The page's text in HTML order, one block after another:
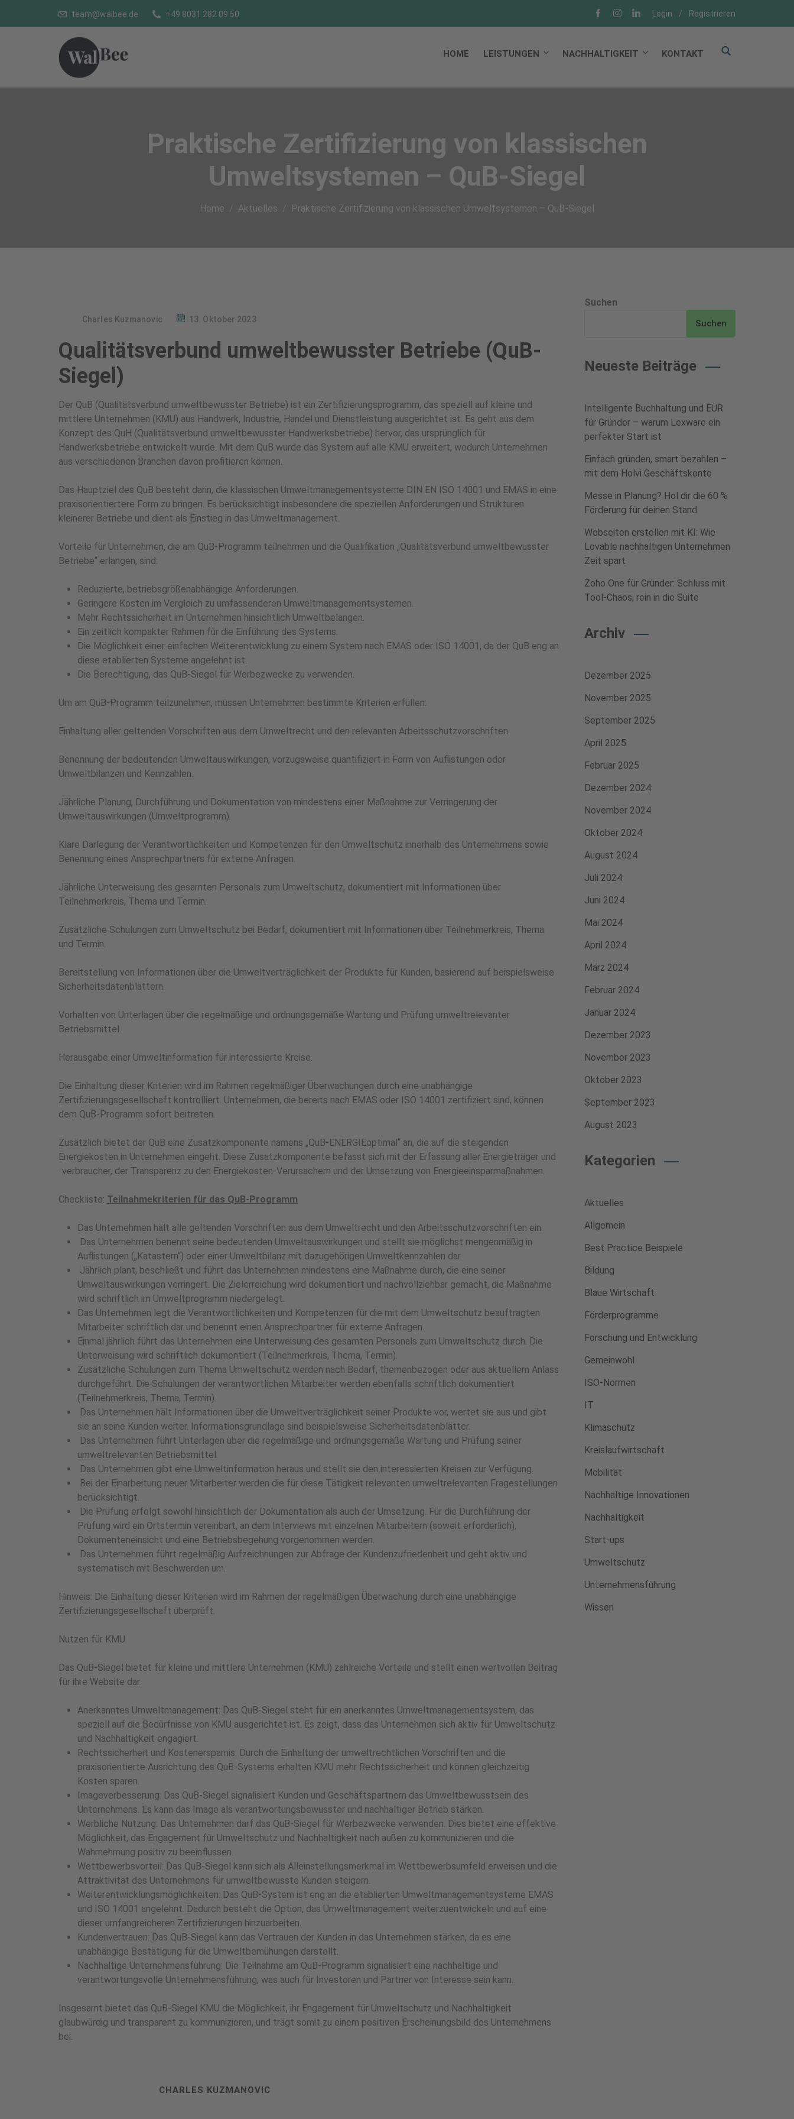
team@walbee.de +49 8031 282 09 50 Login / Registrieren
HOME LEISTUNGEN NACHHALTIGKEIT KONTAKT
Praktische Zertifizierung von klassischen
Umweltsystemen – QuB-Siegel
Home Aktuelles Praktische Zertifizierung von klassischen Umweltsystemen – QuB-Siegel
Charles Kuzmanovic 13. Oktober 2023
Qualitätsverbund umweltbewusster Betriebe (QuB-
Siegel)
Der QuB (Qualitätsverbund umweltbewusster Betriebe) ist ein Zertifizierungsprogramm, das speziell auf kleine und
mittlere Unternehmen (KMU) aus Handwerk, Industrie, Handel und Dienstleistung ausgerichtet ist. Es geht aus dem
Konzept des QuH (Qualitätsverbund umweltbewusster Handwerksbetriebe) hervor, das ursprünglich für
Handwerksbetriebe entwickelt wurde. Mit dem QuB wurde das System auf alle KMU erweitert, wodurch Unternehmen
aus verschiedenen Branchen davon profitieren können.
Das Hauptziel des QuB besteht darin, die klassischen Umweltmanagementsysteme DIN EN ISO 14001 und EMAS in eine
praxisorientiertere Form zu bringen. Es berücksichtigt insbesondere die speziellen Anforderungen und Strukturen
kleinerer Betriebe und dient als Einstieg in das Umweltmanagement.
Vorteile für Unternehmen, die am QuB-Programm teilnehmen und die Qualifikation „Qualitätsverbund umweltbewusster
Betriebe“ erlangen, sind:
Reduzierte, betriebsgrößenabhängige Anforderungen.
Geringere Kosten im Vergleich zu umfassenderen Umweltmanagementsystemen.
Mehr Rechtssicherheit im Unternehmen hinsichtlich Umweltbelangen.
Ein zeitlich kompakter Rahmen für die Einführung des Systems.
Die Möglichkeit einer einfachen Weiterentwicklung zu einem System nach EMAS oder ISO 14001, da der QuB eng an
diese etablierten Systeme angelehnt ist.
Die Berechtigung, das QuB-Siegel für Werbezwecke zu verwenden.
Um am QuB-Programm teilzunehmen, müssen Unternehmen bestimmte Kriterien erfüllen:
Einhaltung aller geltenden Vorschriften aus dem Umweltrecht und den relevanten Arbeitsschutzvorschriften.
Benennung der bedeutenden Umweltauswirkungen, vorzugsweise quantifiziert in Form von Auflistungen oder
Umweltbilanzen und Kennzahlen.
Jährliche Planung, Durchführung und Dokumentation von mindestens einer Maßnahme zur Verringerung der
Umweltauswirkungen (Umweltprogramm).
Klare Darlegung der Verantwortlichkeiten und Kompetenzen für den Umweltschutz innerhalb des Unternehmens sowie
Benennung eines Ansprechpartners für externe Anfragen.
Jährliche Unterweisung des gesamten Personals zum Umweltschutz, dokumentiert mit Informationen über
Teilnehmerkreis, Thema und Termin.
Zusätzliche Schulungen zum Umweltschutz bei Bedarf, dokumentiert mit Informationen über Teilnehmerkreis, Thema
und Termin.
Bereitstellung von Informationen über die Umweltverträglichkeit der Produkte für Kunden, basierend auf beispielsweise
Sicherheitsdatenblättern.
Vorhalten von Unterlagen über die regelmäßige und ordnungsgemäße Wartung und Prüfung umweltrelevanter
Betriebsmittel.
Herausgabe einer Umweltinformation für interessierte Kreise.
Die Einhaltung dieser Kriterien wird im Rahmen regelmäßiger Überwachungen durch eine unabhängige
Zertifizierungsgesellschaft kontrolliert. Unternehmen, die bereits nach EMAS oder ISO 14001 zertifiziert sind, können
dem QuB-Programm sofort beitreten.
Zusätzlich bietet der QuB eine Zusatzkomponente namens „QuB-ENERGIEoptimal“ an, die auf die steigenden
Energiekosten in Unternehmen eingeht. Diese Zusatzkomponente befasst sich mit der Erfassung aller Energieträger und
-verbraucher, der Transparenz zu den Energiekosten-Verursachern und der Umsetzung von Energieeinsparmaßnahmen.
Checkliste: Teilnahmekriterien für das QuB-Programm
Das Unternehmen hält alle geltenden Vorschriften aus dem Umweltrecht und den Arbeitsschutzvorschriften ein.
Das Unternehmen benennt seine bedeutenden Umweltauswirkungen und stellt sie möglichst mengenmäßig in
Auflistungen („Katastern“) oder einer Umweltbilanz mit dazugehörigen Umweltkennzahlen dar.
Jährlich plant, beschließt und führt das Unternehmen mindestens eine Maßnahme durch, die eine seiner
Umweltauswirkungen verringert. Die Zielerreichung wird dokumentiert und nachvollziehbar gemacht, die Maßnahme
wird schriftlich im Umweltprogramm niedergelegt.
Das Unternehmen legt die Verantwortlichkeiten und Kompetenzen für die mit dem Umweltschutz beauftragten
Mitarbeiter schriftlich dar und benennt einen Ansprechpartner für externe Anfragen.
Einmal jährlich führt das Unternehmen eine Unterweisung des gesamten Personals zum Umweltschutz durch. Die
Unterweisung wird schriftlich dokumentiert (Teilnehmerkreis, Thema, Termin).
Zusätzliche Schulungen zum Thema Umweltschutz werden nach Bedarf, themenbezogen oder aus aktuellem Anlass
durchgeführt. Die Schulungen der verantwortlichen Mitarbeiter werden ebenfalls schriftlich dokumentiert
(Teilnehmerkreis, Thema, Termin).
Das Unternehmen hält Informationen über die Umweltverträglichkeit seiner Produkte vor, wertet sie aus und gibt
sie an seine Kunden weiter. Informationsgrundlage sind beispielsweise Sicherheitsdatenblätter.
Das Unternehmen führt Unterlagen über die regelmäßige und ordnungsgemäße Wartung und Prüfung seiner
umweltrelevanten Betriebsmittel.
Das Unternehmen gibt eine Umweltinformation heraus und stellt sie den interessierten Kreisen zur Verfügung.
Bei der Einarbeitung neuer Mitarbeiter werden die für diese Tätigkeit relevanten umweltrelevanten Fragestellungen
berücksichtigt.
Die Prüfung erfolgt sowohl hinsichtlich der Dokumentation als auch der Umsetzung. Für die Durchführung der
Prüfung wird ein Ortstermin vereinbart, an dem Interviews mit einzelnen Mitarbeitern (soweit erforderlich),
Dokumenteneinsicht und eine Betriebsbegehung vorgenommen werden.
Das Unternehmen führt regelmäßig Aufzeichnungen zur Abfrage der Kundenzufriedenheit und geht aktiv und
systematisch mit Beschwerden um.
Hinweis: Die Einhaltung dieser Kriterien wird im Rahmen der regelmäßigen Überwachung durch eine unabhängige
Zertifizierungsgesellschaft überprüft.
Nutzen für KMU
Das QuB-Siegel bietet für kleine und mittlere Unternehmen (KMU) zahlreiche Vorteile und stellt einen wertvollen Beitrag
für ihre Website dar:
Anerkanntes Umweltmanagement: Das QuB-Siegel steht für ein anerkanntes Umweltmanagementsystem, das
speziell auf die Bedürfnisse von KMU ausgerichtet ist. Es zeigt, dass das Unternehmen sich aktiv für Umweltschutz
und Nachhaltigkeit engagiert.
Rechtssicherheit und Kostenersparnis: Durch die Einhaltung der umweltrechtlichen Vorschriften und die
praxisorientierte Ausrichtung des QuB-Systems erhalten KMU mehr Rechtssicherheit und können gleichzeitig
Kosten sparen.
Imageverbesserung: Das QuB-Siegel signalisiert Kunden und Geschäftspartnern das Umweltbewusstsein des
Unternehmens. Es kann das Image als verantwortungsbewusster und nachhaltiger Betrieb stärken.
Werbliche Nutzung: Das Unternehmen darf das QuB-Siegel für Werbezwecke verwenden. Dies bietet eine effektive
Möglichkeit, das Engagement für Umweltschutz und Nachhaltigkeit nach außen zu kommunizieren und die
Wahrnehmung positiv zu beeinflussen.
Wettbewerbsvorteil: Das QuB-Siegel kann sich als Alleinstellungsmerkmal im Wettbewerbsumfeld erweisen und die
Attraktivität des Unternehmens für umweltbewusste Kunden steigern.
Weiterentwicklungsmöglichkeiten: Das QuB-System ist eng an die etablierten Umweltmanagementsysteme EMAS
und ISO 14001 angelehnt. Dadurch besteht die Option, das Umweltmanagement weiterzuentwickeln und auf eine
dieser umfangreicheren Zertifizierungen hinzuarbeiten.
Kundenvertrauen: Das QuB-Siegel kann das Vertrauen der Kunden in das Unternehmen stärken, da es eine
unabhängige Bestätigung für die Umweltbemühungen darstellt.
Nachhaltige Unternehmensführung: Die Teilnahme am QuB-Programm signalisiert eine nachhaltige und
verantwortungsvolle Unternehmensführung, was auch für Investoren und Partner von Interesse sein kann.
Insgesamt bietet das QuB-Siegel KMU die Möglichkeit, ihr Engagement für Umweltschutz und Nachhaltigkeit
glaubwürdig und transparent zu kommunizieren, und trägt somit zu einem positiven Erscheinungsbild des Unternehmens
bei.
CHARLES KUZMANOVIC
Suchen
Suchen
Neueste Beiträge
Intelligente Buchhaltung und EÜR
für Gründer – warum Lexware ein
perfekter Start ist
Einfach gründen, smart bezahlen –
mit dem Holvi Geschäftskonto
Messe in Planung? Hol dir die 60 %
Förderung für deinen Stand
Webseiten erstellen mit KI: Wie
Lovable nachhaltigen Unternehmen
Zeit spart
Zoho One für Gründer: Schluss mit
Tool-Chaos, rein in die Suite
Archiv
Dezember 2025
November 2025
September 2025
April 2025
Februar 2025
Dezember 2024
November 2024
Oktober 2024
August 2024
Juli 2024
Juni 2024
Mai 2024
April 2024
März 2024
Februar 2024
Januar 2024
Dezember 2023
November 2023
Oktober 2023
September 2023
August 2023
Kategorien
Aktuelles
Allgemein
Best Practice Beispiele
Bildung
Blaue Wirtschaft
Förderprogramme
Forschung und Entwicklung
Gemeinwohl
ISO-Normen
IT
Klimaschutz
Kreislaufwirtschaft
Mobilität
Nachhaltige Innovationen
Nachhaltigkeit
Start-ups
Umweltschutz
Unternehmensführung
Wissen